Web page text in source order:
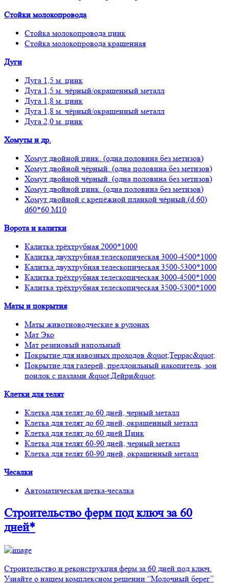
Стойки молокопровода
Стойка молокопровода цинк
Стойка молокопровода крашенная
Дуги
Дуга 1,5 м. цинк
Дуга 1,5 м. чёрный/окрашенный металл
Дуга 1,8 м. цинк
Дуга 1,8 м. чёрный/окрашенный металл
Дуга 2,0 м. цинк
Хомуты и др.
Хомут двойной цинк. (одна половина без метизов)
Хомут двойной чёрный. (одна половина без метизов)
Хомут двойной чёрный. (одна половина без метизов)
Хомут двойной цинк. (одна половина без метизов)
Хомут двойной с крепёжной планкой чёрный.(d 60)
d60*60 М10
Ворота и калитки
Калитка трёхтрубная 2000*1000
Калитка двухтрубная телескопическая 3000-4500*1000
Калитка двухтрубная телескопическая 3500-5300*1000
Калитка трёхтрубная телескопическая 3000-4500*1000
Калитка трёхтрубная телескопическая 3500-5300*1000
Маты и покрытия
Маты животноводческие в рулонах
Мат Эко
Мат резиновый напольный
Покрытие для навозных проходов &quot;Террас&quot;
Покрытие для галерей, преддоильный накопитель, зон
поилок с пазлами &quot;Дейри&quot;
Клетки для телят
Клетка для телят до 60 дней, черный металл
Клетка для телят до 60 дней, окрашенный металл
Клетка для телят до 60 дней Цинк
Клетка для телят 60-90 дней, черный металл
Клетка для телят 60-90 дней, окрашенный металл
Чесалки
Автоматическая щетка-чесалка
Строительство фермпод ключ за 60
дней*
Строительство и реконструкция ферм за 60 дней под ключ.
Узнайте о нашем комплексном решении “Молочный берег”